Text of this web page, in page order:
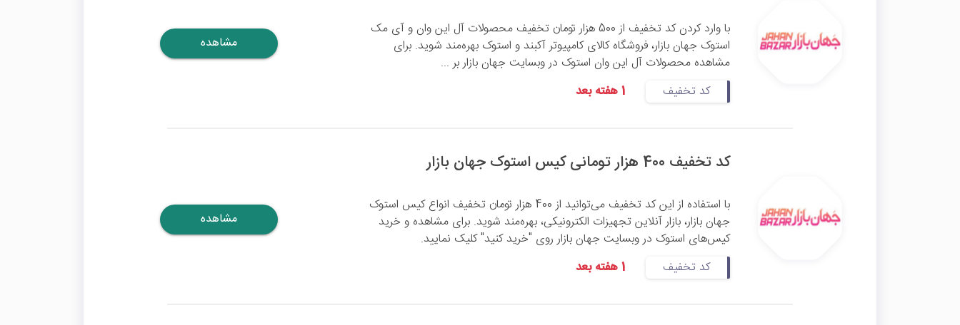
با وارد کردن کد تخفیف از 500 هزار تومان تخفیف محصولات آل این وان و آی مک
استوک جهان بازار، فروشگاه کالای کامپیوتر آکبند و استوک بهره‌مند شوید. برای
مشاهده محصولات آل این وان استوک در وبسایت جهان بازار بر ...
کد تخفیف
1 هفته بعد
مشاهده
کد تخفیف 400 هزار تومانی کیس استوک جهان بازار
با استفاده از این کد تخفیف می‌توانید از 400 هزار تومان تخفیف انواع کیس استوک
جهان بازار، بازار آنلاین تجهیزات الکترونیکی، بهره‌مند شوید. برای مشاهده و خرید
کیس‌های استوک در وبسایت جهان بازار روی "خرید کنید" کلیک نمایید.
کد تخفیف
1 هفته بعد
مشاهده